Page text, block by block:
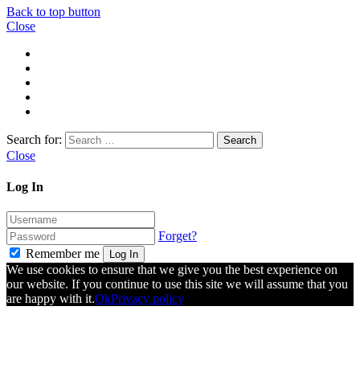
Back to top button
Close
Search for:
Close
Log In
Forget?
Remember me
Log In
We use cookies to ensure that we give you the best experience on
our website. If you continue to use this site we will assume that you
are happy with it.OkPrivacy policy